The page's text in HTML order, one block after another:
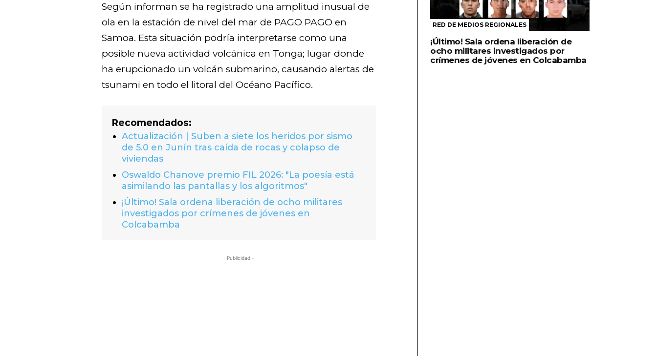
Según informan se ha registrado una amplitud inusual de
ola en la estación de nivel del mar de PAGO PAGO en
Samoa. Esta situación podría interpretarse como una
posible nueva actividad volcánica en Tonga; lugar donde
ha erupcionado un volcán submarino, causando alertas de
tsunami en todo el litoral del Océano Pacífico.
Recomendados:
Actualización | Suben a siete los heridos por sismo
de 5.0 en Junín tras caída de rocas y colapso de
viviendas
Oswaldo Chanove premio FIL 2026: "La poesía está
asimilando las pantallas y los algoritmos"
¡Último! Sala ordena liberación de ocho militares
investigados por crímenes de jóvenes en
Colcabamba
- Publicidad -
RED DE MEDIOS REGIONALES
¡Último! Sala ordena liberación de
ocho militares investigados por
crímenes de jóvenes en Colcabamba